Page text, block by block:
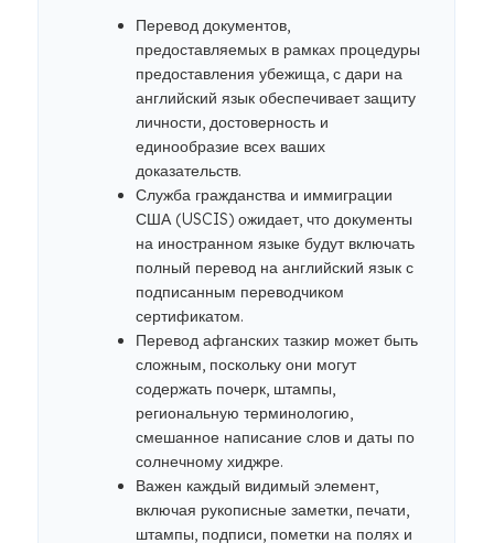
Перевод документов,
предоставляемых в рамках процедуры
предоставления убежища, с дари на
английский язык обеспечивает защиту
личности, достоверность и
единообразие всех ваших
доказательств.
Служба гражданства и иммиграции
США (USCIS) ожидает, что документы
на иностранном языке будут включать
полный перевод на английский язык с
подписанным переводчиком
сертификатом.
Перевод афганских тазкир может быть
сложным, поскольку они могут
содержать почерк, штампы,
региональную терминологию,
смешанное написание слов и даты по
солнечному хиджре.
Важен каждый видимый элемент,
включая рукописные заметки, печати,
штампы, подписи, пометки на полях и